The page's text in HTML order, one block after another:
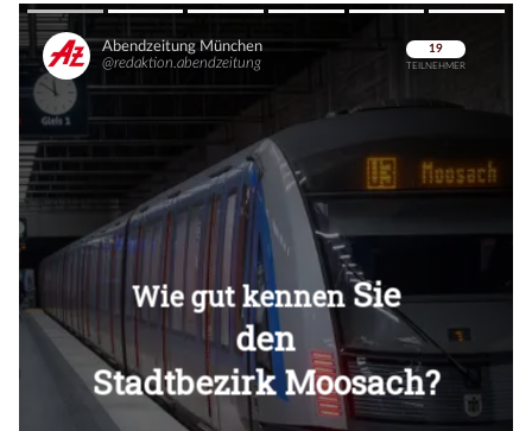
Überspringen
Überspringen